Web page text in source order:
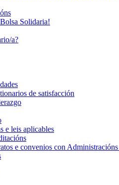
Solidaria!
a?
de satisfacción
e leis aplicables
e convenios con